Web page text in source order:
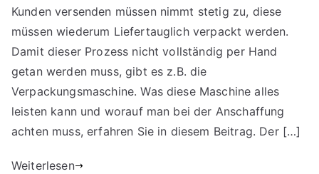
Kunden versenden müssen nimmt stetig zu, diese
müssen wiederum Liefertauglich verpackt werden.
Damit dieser Prozess nicht vollständig per Hand
getan werden muss, gibt es z.B. die
Verpackungsmaschine. Was diese Maschine alles
leisten kann und worauf man bei der Anschaffung
achten muss, erfahren Sie in diesem Beitrag. Der […]
Weiterlesen